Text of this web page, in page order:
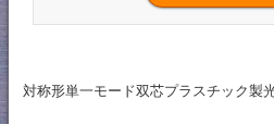
対称形単一モード双芯プラスチック製